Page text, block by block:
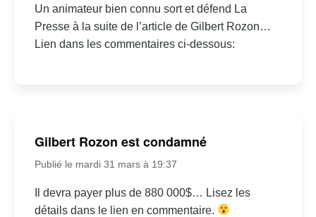
Un animateur bien connu sort et défend La
Presse à la suite de l’article de Gilbert Rozon…
Lien dans les commentaires ci-dessous:
Gilbert Rozon est condamné
Publié le mardi 31 mars à 19:37
Il devra payer plus de 880 000$… Lisez les
détails dans le lien en commentaire.